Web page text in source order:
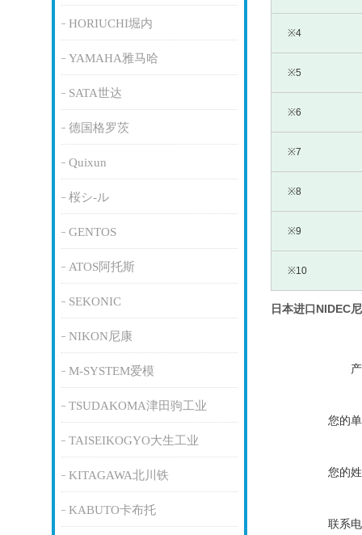
HORIUCHI堀内
YAMAHA雅马哈
SATA世达
德国格罗茨
Quixun
桜シ-ル
GENTOS
ATOS阿托斯
SEKONIC
NIKON尼康
M-SYSTEM爱模
TSUDAKOMA津田驹工业
TAISEIKOGYO大生工业
KITAGAWA北川铁
KABUTO卡布托
※4
※5
※6
※7
※8
※9
※10
日本进口NIDEC
您的
您的
联系